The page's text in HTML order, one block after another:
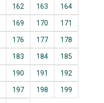
162 163 164
169 170 171
176 177 178
183 184 185
190 191 192
197 198 199